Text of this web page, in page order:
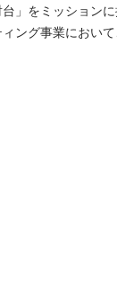
台」をミッション
ング事業において
立案から実行
クション、顧客